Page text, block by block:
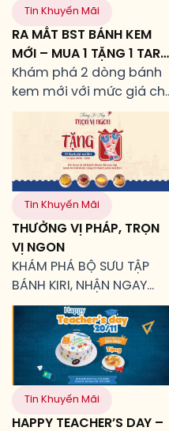
Tin Khuyến Mãi
RA MẮT BST BÁNH KEM
MỚI – MUA 1 TẶNG 1 TART
PHÔ MAI
Khám phá 2 dòng bánh
kem mới với mức giá chỉ
từ 170.000đ, cùng ưu đãi
Mua 1 tặng 1 Tart Phô
Tin Khuyến Mãi
THƯỞNG VỊ PHÁP, TRỌN
VỊ NGON
KHÁM PHÁ BỘ SƯU TẬP
BÁNH KIRI, NHẬN NGAY
QUÀ TẶNG PHÔ MAI KIRI
Tin Khuyến Mãi
HAPPY TEACHER’S DAY –